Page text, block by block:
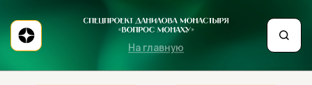
На главную